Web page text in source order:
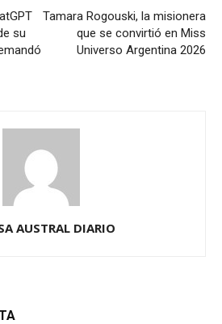
su
Tamara Rogouski, la misionera
que se convirtió en Miss
Universo Argentina 2026
AUSTRAL DIARIO